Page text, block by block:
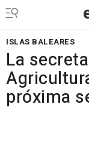
ISLAS BALEARES
La
próxima